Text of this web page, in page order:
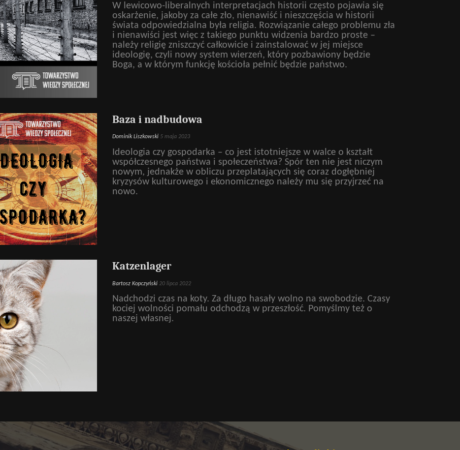
W lewicowo-liberalnych interpretacjach historii często pojawia się
oskarżenie, jakoby za całe zło, nienawiść i nieszczęścia w historii
świata odpowiedzialna była religia. Rozwiązanie całego problemu zła
i nienawiści jest więc z takiego punktu widzenia bardzo proste –
należy religię zniszczyć całkowicie i zainstalować w jej miejsce
ideologię, czyli nowy system wierzeń, który pozbawiony będzie
Boga, a w którym funkcję kościoła pełnić będzie państwo.
Baza i nadbudowa
Dominik Liszkowski 5 maja 2023
Ideologia czy gospodarka – co jest istotniejsze w walce o kształt
współczesnego państwa i społeczeństwa? Spór ten nie jest niczym
nowym, jednakże w obliczu przeplatających się coraz dogłębniej
kryzysów kulturowego i ekonomicznego należy mu się przyjrzeć na
nowo.
Katzenlager
Bartosz Kopczyński 20 lipca 2022
Nadchodzi czas na koty. Za długo hasały wolno na swobodzie. Czasy
kociej wolności pomału odchodzą w przeszłość. Pomyślmy też o
naszej własnej.